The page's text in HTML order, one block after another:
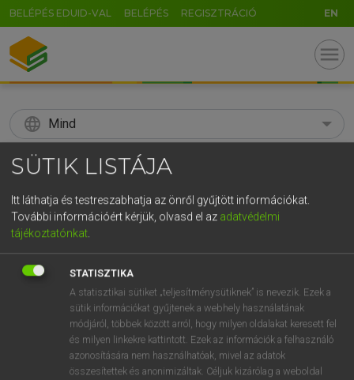
BELÉPÉS EDUID-VAL BELÉPÉS REGISZTRÁCIÓ EN
menu
language Mind
search
KERESÉS
Díjmentes angol szótár
pöffeszkedő mn ign conceited
overbearing
mn
conceited
bumptious
SÜTIK LISTÁJA
Itt láthatja és testreszabhatja az önről gyűjtött információkat.
További információért kérjük, olvasd el az adatvédelmi
tájékoztatónkat.
STATISZTIKA
A statisztikai sütiket „teljesítménysütiknek” is nevezik. Ezek a
sütik információkat gyűjtenek a webhely használatának
módjáról, többek között arról, hogy milyen oldalakat keresett fel
és milyen linkekre kattintott. Ezek az információk a felhasználó
azonosítására nem használhatóak, mivel az adatok
összesítettek és anonimizáltak. Céljuk kizárólag a weboldal
5 6 7 8 9 ö ü ó
j k
n m , . - AltGr